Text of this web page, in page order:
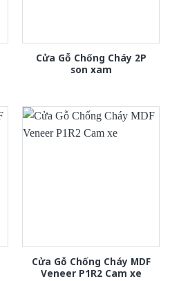
Cửa Gỗ Chống Cháy 2P
son xam
Cửa Gỗ Chống Cháy MDF
Veneer P1R2 Cam xe